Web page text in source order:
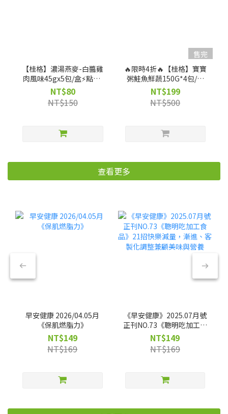
【桂格】濃湯燕麥-白醬雞
肉風味45gx5包/盒⚡點心/
消夜好選擇⚡ 🍃每份不到
200 大卡
NT$80
NT$150
售完
🔥限時4折🔥【桂格】寶寶
粥鮭魚鮮蔬150G*4包/盒
(效期：2026/09/24)
NT$199
NT$500
查看更多
早安健康 2026/04.05月
《保肌燃脂力》
NT$149
NT$169
《早安健康》2025.07月號
正刊NO.73《聰明吃加工食
品》21招快樂減量，漸
進、客製化調整兼顧美味
與營養
NT$149
NT$169